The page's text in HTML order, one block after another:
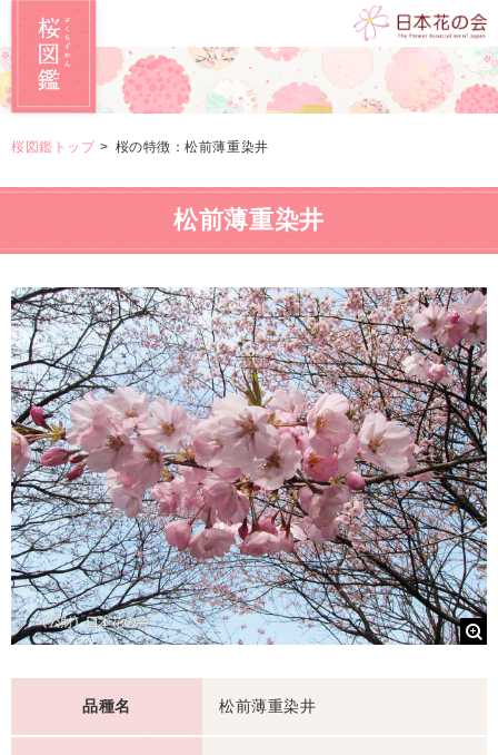
桜図鑑トップ 桜の特徴：松前薄重染井
松前薄重染井
品種名 松前薄重染井